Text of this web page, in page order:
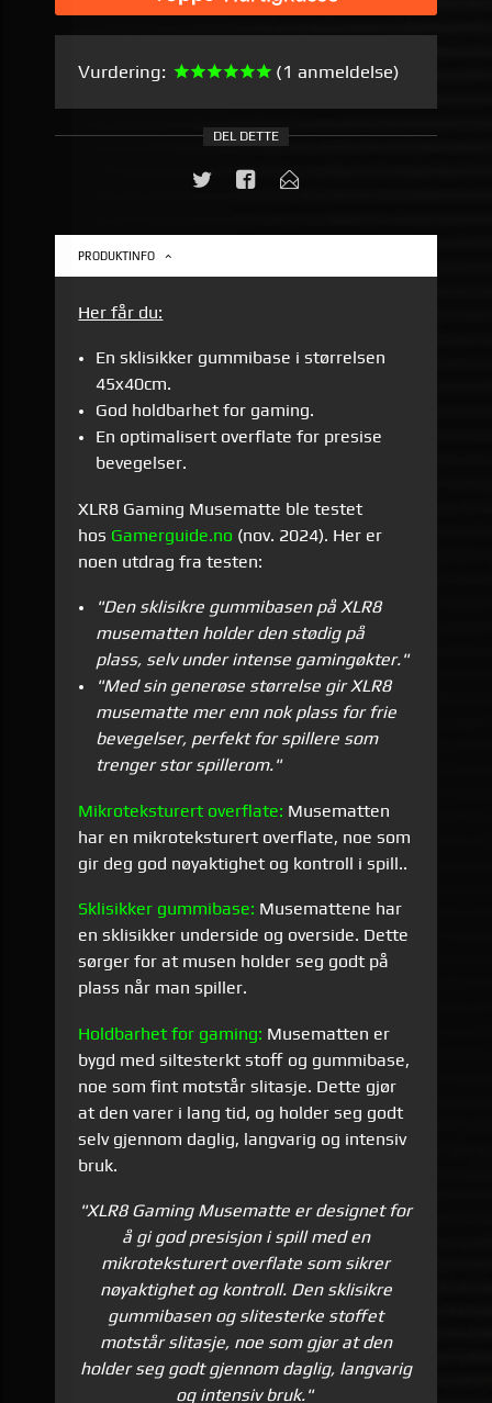
Vurdering: (1 anmeldelse)
DEL DETTE
PRODUKTINFO
Her får du:
En sklisikker gummibase i størrelsen
45x40cm.
God holdbarhet for gaming.
En optimalisert overflate for presise
bevegelser.
XLR8 Gaming Musematte ble testet
hos Gamerguide.no (nov. 2024). Her er
noen utdrag fra testen:
"Den sklisikre gummibasen på XLR8
musematten holder den stødig på
plass, selv under intense gamingøkter."
"Med sin generøse størrelse gir XLR8
musematte mer enn nok plass for frie
bevegelser, perfekt for spillere som
trenger stor spillerom."
Mikroteksturert overflate: Musematten
har en mikroteksturert overflate, noe som
gir deg god nøyaktighet og kontroll i spill..
Sklisikker gummibase: Musemattene har
en sklisikker underside og overside. Dette
sørger for at musen holder seg godt på
plass når man spiller.
Holdbarhet for gaming: Musematten er
bygd med siltesterkt stoff og gummibase,
noe som fint motstår slitasje. Dette gjør
at den varer i lang tid, og holder seg godt
selv gjennom daglig, langvarig og intensiv
bruk.
"XLR8 Gaming Musematte er designet for
å gi god presisjon i spill med en
mikroteksturert overflate som sikrer
nøyaktighet og kontroll. Den sklisikre
gummibasen og slitesterke stoffet
motstår slitasje, noe som gjør at den
holder seg godt gjennom daglig, langvarig
og intensiv bruk."